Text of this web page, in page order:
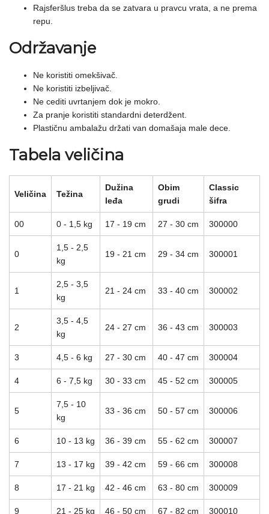
Rajsferšlus treba da se zatvara u pravcu vrata, a ne prema
repu.
Održavanje
Ne koristiti omekšivač.
Ne koristiti izbeljivač.
Ne cediti uvrtanjem dok je mokro.
Za pranje koristiti standardni deterdžent.
Plastičnu ambalažu držati van domašaja male dece.
Tabela veličina
Veličina Težina
Dužina
leđa
Obim
grudi
Classic
šifra
00 0 - 1,5 kg 17 - 19 cm 27 - 30 cm 300000
0
1,5 - 2,5
kg
19 - 21 cm 29 - 34 cm 300001
1
2,5 - 3,5
kg
21 - 24 cm 33 - 40 cm 300002
2
3,5 - 4,5
kg
24 - 27 cm 36 - 43 cm 300003
3 4,5 - 6 kg 27 - 30 cm 40 - 47 cm 300004
4 6 - 7,5 kg 30 - 33 cm 45 - 52 cm 300005
5
7,5 - 10
kg
33 - 36 cm 50 - 57 cm 300006
6 10 - 13 kg 36 - 39 cm 55 - 62 cm 300007
7 13 - 17 kg 39 - 42 cm 59 - 66 cm 300008
8 17 - 21 kg 42 - 46 cm 63 - 80 cm 300009
9 21 - 25 kg 46 - 50 cm 67 - 82 cm 300010